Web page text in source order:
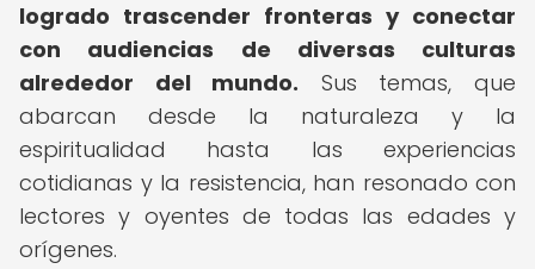
logrado trascender fronteras y conectar
con audiencias de diversas culturas
alrededor del mundo. Sus temas, que
abarcan desde la naturaleza y la
espiritualidad hasta las experiencias
cotidianas y la resistencia, han resonado con
lectores y oyentes de todas las edades y
orígenes.